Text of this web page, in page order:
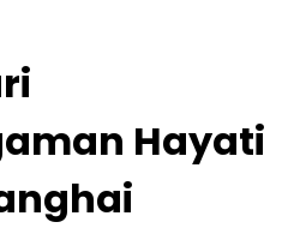
Hayati